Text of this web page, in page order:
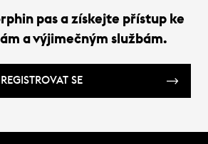
pas a získejte přístup ke
a výjimečným službám.
REGISTROVAT SE